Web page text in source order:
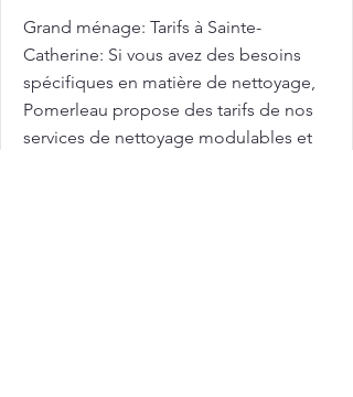
Grand ménage: Tarifs à Sainte-
Catherine: Si vous avez des besoins
spécifiques en matière de nettoyage,
Pomerleau propose des tarifs de nos
services de nettoyage modulables et